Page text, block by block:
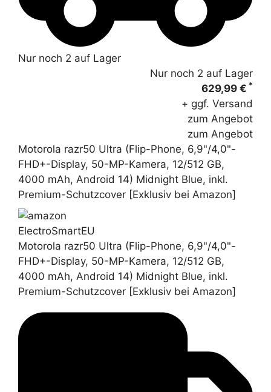
Nur noch 2 auf Lager
Nur noch 2 auf Lager
629,99 € *
+ ggf. Versand
zum Angebot
zum Angebot
Motorola razr50 Ultra (Flip-Phone, 6,9"/4,0"-
FHD+-Display, 50-MP-Kamera, 12/512 GB,
4000 mAh, Android 14) Midnight Blue, inkl.
Premium-Schutzcover [Exklusiv bei Amazon]
ElectroSmartEU
Motorola razr50 Ultra (Flip-Phone, 6,9"/4,0"-
FHD+-Display, 50-MP-Kamera, 12/512 GB,
4000 mAh, Android 14) Midnight Blue, inkl.
Premium-Schutzcover [Exklusiv bei Amazon]